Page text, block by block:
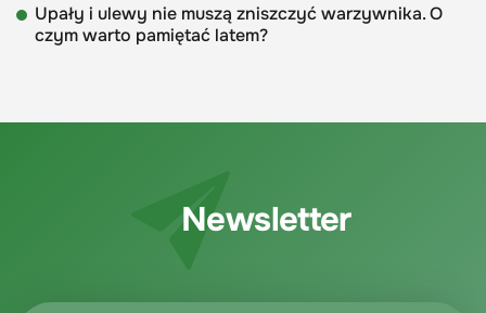
Upały i ulewy nie muszą zniszczyć warzywnika. O
czym warto pamiętać latem?
Newsletter